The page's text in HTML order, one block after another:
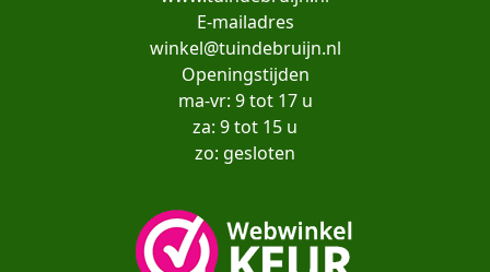
E-mailadres
winkel@tuindebruijn.nl
Openingstijden
ma-vr: 9 tot 17 u
za: 9 tot 15 u
zo: gesloten